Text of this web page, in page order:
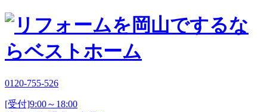
0120-755-526
[受付]9:00～18:00